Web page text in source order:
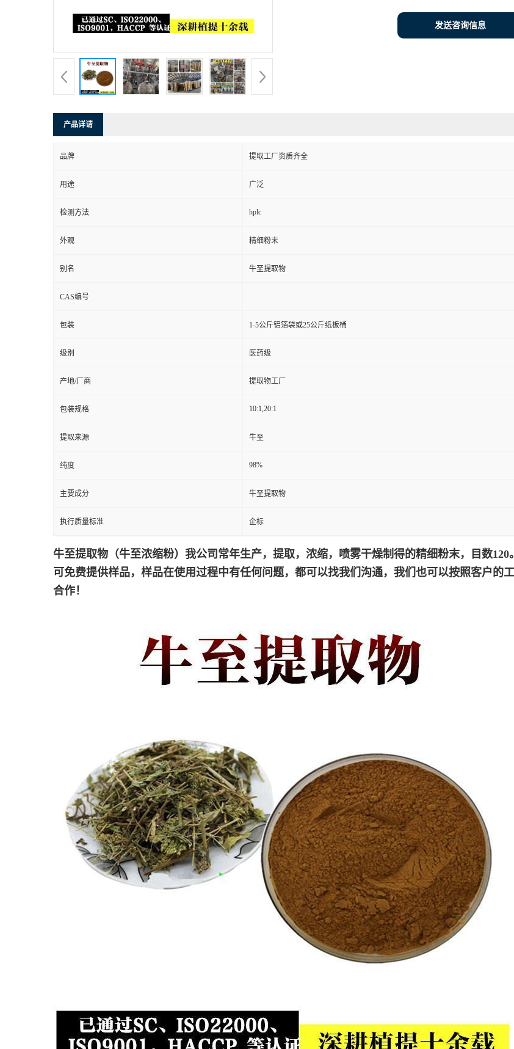
发送咨询信息
产品详请
品牌 提取工厂资质齐全
用途 广泛
检测方法 hplc
外观 精细粉末
别名 牛至提取物
CAS编号
包装 1-5公斤铝箔袋或25公斤纸板桶
级别 医药级
产地/厂商 提取物工厂
包装规格 10:1,20:1
提取来源 牛至
纯度 98%
主要成分 牛至提取物
执行质量标准 企标
牛至提取物（牛至浓缩粉）我公司常年生产，提取，浓缩，喷雾干燥制得的精细粉末，目数120
可免费提供样品，样品在使用过程中有任何问题，都可以找我们沟通，我们也可以按照客户的
合作！